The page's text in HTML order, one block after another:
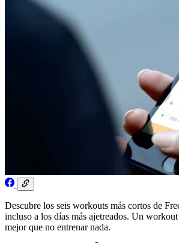
Descubre los seis workouts más cortos de
incluso a los días más ajetreados. Un
mejor que no entrenar nada.